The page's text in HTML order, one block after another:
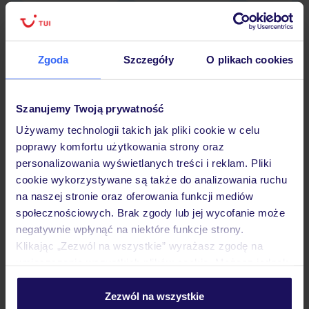
Zgoda Szczegóły O plikach cookies
Szanujemy Twoją prywatność
Używamy technologii takich jak pliki cookie w celu
poprawy komfortu użytkowania strony oraz
personalizowania wyświetlanych treści i reklam. Pliki
cookie wykorzystywane są także do analizowania ruchu
na naszej stronie oraz oferowania funkcji mediów
społecznościowych. Brak zgody lub jej wycofanie może
negatywnie wpłynąć na niektóre funkcje strony.
Klikając „Zezwól na wszystkie” wyrażasz zgodę na
personalizować swój wybór wchodząc w zakładkę
Zezwól na wszystkie
Hotel
Opinie
Pokoje
Wyżywienie
Atrakcje